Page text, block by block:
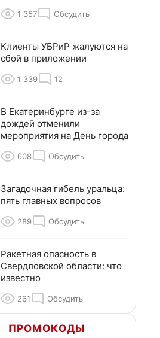
1 357 Обсудить
Клиенты УБРиР жалуются на
сбой в приложении
1 339 12
В Екатеринбурге из-за
дождей отменили
мероприятия на День города
608 Обсудить
Загадочная гибель уральца:
пять главных вопросов
289 Обсудить
Ракетная опасность в
Свердловской области: что
известно
261 Обсудить
ПРОМОКОДЫ